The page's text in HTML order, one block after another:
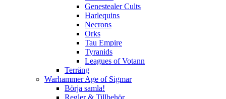
Genestealer Cults
Harlequins
Necrons
Orks
Tau Empire
Tyranids
Leagues of Votann
Terräng
Warhammer Age of Sigmar
Börja samla!
Regler & Tillbehör